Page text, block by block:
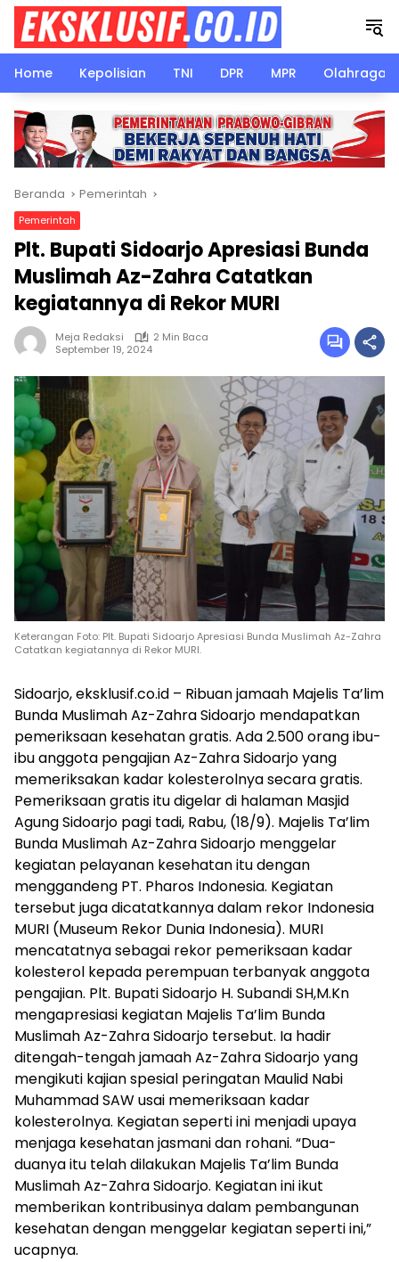
Langsung
konten
Home
Kepolisian TNI DPR MPR Olahraga
Beranda Pemerintah
Pemerintah
Plt. Bupati Sidoarjo Apresiasi Bunda
Muslimah Az-Zahra Catatkan
kegiatannya di Rekor MURI
Meja Redaksi
2 Min Baca
September 19, 2024
Keterangan Foto: Plt. Bupati Sidoarjo Apresiasi Bunda Muslimah Az-Zahra
Catatkan kegiatannya di Rekor MURI.
Sidoarjo, eksklusif.co.id – Ribuan jamaah Majelis Ta’lim
Bunda Muslimah Az-Zahra Sidoarjo mendapatkan
pemeriksaan kesehatan gratis. Ada 2.500 orang ibu-
ibu anggota pengajian Az-Zahra Sidoarjo yang
memeriksakan kadar kolesterolnya secara gratis.
Pemeriksaan gratis itu digelar di halaman Masjid
Agung Sidoarjo pagi tadi, Rabu, (18/9). Majelis Ta’lim
Bunda Muslimah Az-Zahra Sidoarjo menggelar
kegiatan pelayanan kesehatan itu dengan
menggandeng PT. Pharos Indonesia. Kegiatan
tersebut juga dicatatkannya dalam rekor Indonesia
MURI (Museum Rekor Dunia Indonesia). MURI
mencatatnya sebagai rekor pemeriksaan kadar
kolesterol kepada perempuan terbanyak anggota
pengajian. Plt. Bupati Sidoarjo H. Subandi SH,M.Kn
mengapresiasi kegiatan Majelis Ta’lim Bunda
Muslimah Az-Zahra Sidoarjo tersebut. Ia hadir
ditengah-tengah jamaah Az-Zahra Sidoarjo yang
mengikuti kajian spesial peringatan Maulid Nabi
Muhammad SAW usai memeriksaan kadar
kolesterolnya. Kegiatan seperti ini menjadi upaya
menjaga kesehatan jasmani dan rohani. “Dua-
duanya itu telah dilakukan Majelis Ta’lim Bunda
Muslimah Az-Zahra Sidoarjo. Kegiatan ini ikut
memberikan kontribusinya dalam pembangunan
kesehatan dengan menggelar kegiatan seperti ini,”
ucapnya.